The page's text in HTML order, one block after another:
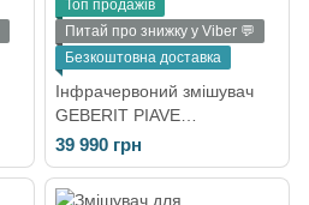
Топ продажів
Питай про знижку у Viber 💬
Безкоштовна доставка
Інфрачервоний змішувач
GEBERIT PIAVE
116.162.SN.1
39 990 грн